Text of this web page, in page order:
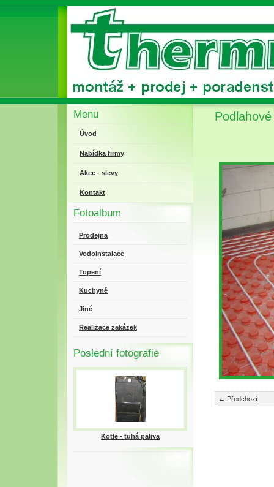
Menu
Úvod
Nabídka firmy
Akce - slevy
Kontakt
Fotoalbum
Prodejna
Vodoinstalace
Topení
Kuchyně
Jiné
Realizace zakázek
Poslední fotografie
Kotle - tuhá paliva
← Předchozí